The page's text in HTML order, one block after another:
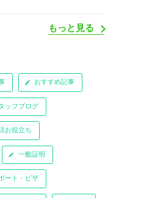
もっと見る
おすすめ記事
ッフブログ
お役立ち
一般証明
ート・ビザ